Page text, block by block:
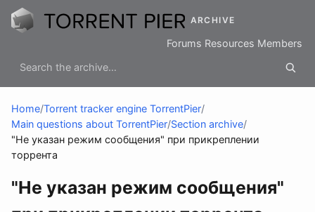
ARCHIVE
Forums Resources Members
Home/Torrent tracker engine TorrentPier/
Main questions about TorrentPier/Section archive/
"Не указан режим сообщения" при прикреплении
торрента
"Не указан режим сообщения"